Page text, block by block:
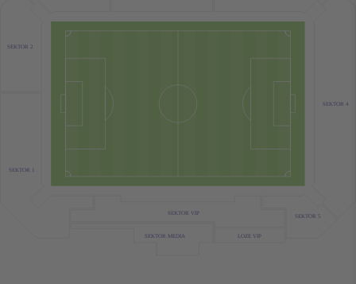
SEKTOR 5
SEKTOR VIP
LOZE VIP
SEKTOR MEDIA
SEKTOR 4
SEKTOR 1
SEKTOR 2